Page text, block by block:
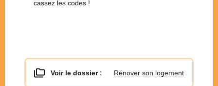
cassez les codes !
Voir le dossier : Rénover son logement